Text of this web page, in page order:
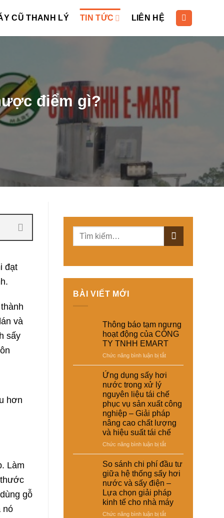
CŨ THANH LÝ TIN TỨC LIÊN HỆ
điểm gì?
đạt
và
sấy
hơn
Làm
gỗ
nó
BÀI VIẾT MỚI
Thông báo tạm ngưng
hoạt động của CÔNG
TY TNHH EMART
Chức năng bình luận bị tắtở
báo
hoạt
động
của
CÔNG
TY
Ứng dụng sấy hơi
nước trong xử lý
nguyên liệu tái chế
phục vụ sản xuất công
nghiệp – Giải pháp
nâng cao chất lượng
và hiệu suất tái chế
Chức năng bình luận bị tắtở
dụng
sấy
hơi
trong
xử
lý
So sánh chi phí đầu tư
giữa hệ thống sấy hơi
nước và sấy điện –
Lựa chọn giải pháp
kinh tế cho nhà máy
Chức năng bình luận bị tắtở